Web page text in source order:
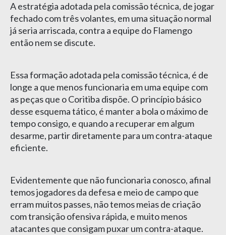
A estratégia adotada pela comissão técnica, de jogar
fechado com três volantes, em uma situação normal
já seria arriscada, contra a equipe do Flamengo
então nem se discute.
Essa formação adotada pela comissão técnica, é de
longe a que menos funcionaria em uma equipe com
as peças que o Coritiba dispõe. O princípio básico
desse esquema tático, é manter a bola o máximo de
tempo consigo, e quando a recuperar em algum
desarme, partir diretamente para um contra-ataque
eficiente.
Evidentemente que não funcionaria conosco, afinal
temos jogadores da defesa e meio de campo que
erram muitos passes, não temos meias de criação
com transição ofensiva rápida, e muito menos
atacantes que consigam puxar um contra-ataque.